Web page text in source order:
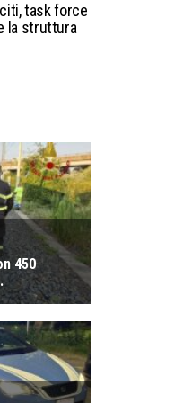
task force
la struttura